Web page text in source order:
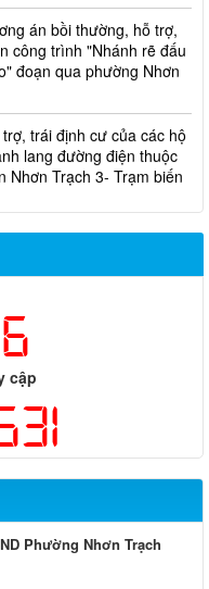
án bồi thường, hỗ trợ,
trình "Nhánh rẽ đấu
đoạn qua phường Nhơn
trái định cư của các hộ
lang đường điện thuộc
Trạch 3- Trạm biến
thuộc dự án nâng cấp
Nhơn Trạch ra Quốc lộ
cập
Phường Nhơn Trạch